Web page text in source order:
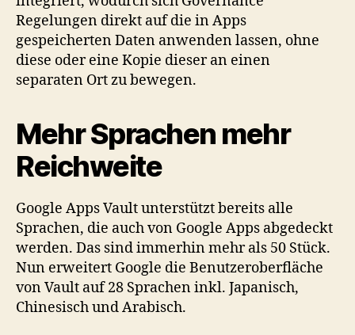
Regelungen direkt auf die in Apps
gespeicherten Daten anwenden lassen, ohne
diese oder eine Kopie dieser an einen
separaten Ort zu bewegen.
Mehr Sprachen mehr
Reichweite
Google Apps Vault unterstützt bereits alle
Sprachen, die auch von Google Apps abgedeckt
werden. Das sind immerhin mehr als 50 Stück.
Nun erweitert Google die Benutzeroberfläche
von Vault auf 28 Sprachen inkl. Japanisch,
Chinesisch und Arabisch.